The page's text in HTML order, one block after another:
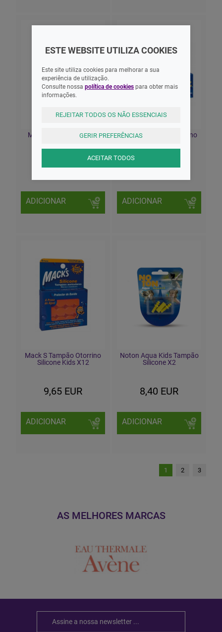
Mack S Tampao Oto Sil
3,00 EUR
ADICIONAR
Mack S Tampão Otorrino
6,70 EUR
ADICIONAR
Mack S Tampão Otorrino
Silicone Kids X12
9,65 EUR
ADICIONAR
Noton Aqua Kids Tampão
Silicone X2
8,40 EUR
ADICIONAR
1 2 3
AS MELHORES MARCAS
ESTE WEBSITE UTILIZA COOKIES
Este site utiliza cookies para melhorar a sua
experiência de utilização.
Consulte nossa política de cookies para obter mais
informações.
REJEITAR TODOS OS NÃO ESSENCIAIS
GERIR PREFERÊNCIAS
ACEITAR TODOS